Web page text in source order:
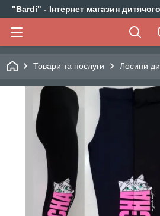
"Bardi" - Інтернет магазин
Товари та послуги Лосини